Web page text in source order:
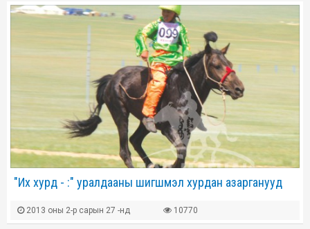
"Их хурд - :" уралдааны шигшмэл хурдан азарганууд
2013 оны 2-р сарын 27 -нд 10770